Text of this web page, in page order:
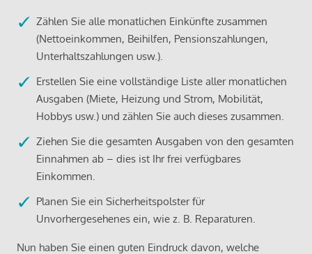
Zählen Sie alle monatlichen Einkünfte zusammen
(Nettoeinkommen, Beihilfen, Pensionszahlungen,
Unterhaltszahlungen usw.).
Erstellen Sie eine vollständige Liste aller monatlichen
Ausgaben (Miete, Heizung und Strom, Mobilität,
Hobbys usw.) und zählen Sie auch dieses zusammen.
Ziehen Sie die gesamten Ausgaben von den gesamten
Einnahmen ab – dies ist Ihr frei verfügbares
Einkommen.
Planen Sie ein Sicherheitspolster für
Unvorhergesehenes ein, wie z. B. Reparaturen.
Nun haben Sie einen guten Eindruck davon, welche